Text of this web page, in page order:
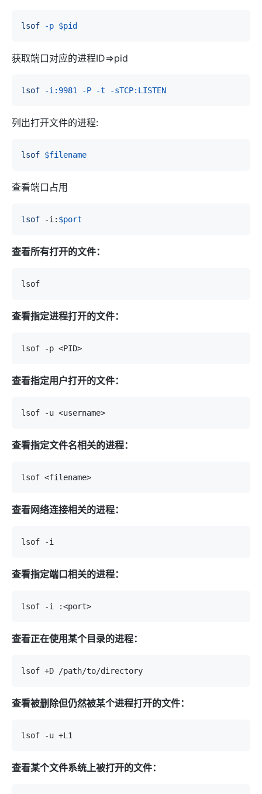
lsof -p $pid
获取端口对应的进程ID=>pid
lsof -i:9981 -P -t -sTCP:LISTEN
列出打开文件的进程:
lsof $filename
查看端口占用
lsof -i: $port
查看所有打开的文件：
查看指定进程打开的文件：
查看指定用户打开的文件：
查看指定文件名相关的进程：
查看网络连接相关的进程：
查看指定端口相关的进程：
查看正在使用某个目录的进程：
查看被删除但仍然被某个进程打开的文件：
查看某个文件系统上被打开的文件：